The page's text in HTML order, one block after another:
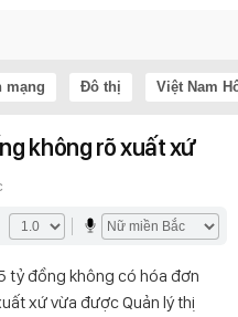
mạng Đô thị Việt Nam
không rõ xuất xứ
tỷ đồng không có hóa đơn
xứ vừa được Quản lý thị